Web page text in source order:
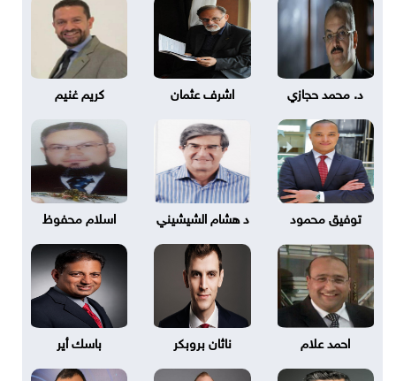
د. محمد حجازي اشرف عثمان كريم غنيم
توفيق محمود د هشام الشيشيني اسلام محفوظ
احمد علام ناثان بروبكر باسك أير